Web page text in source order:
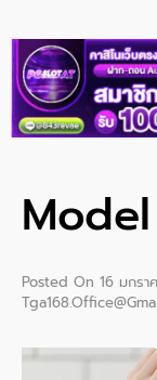
Posted On 16 มกร